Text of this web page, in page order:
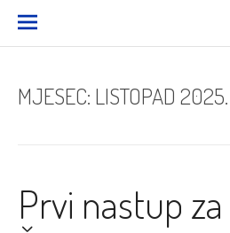
MJESEC: LISTOPAD 2025.
Prvi nastup